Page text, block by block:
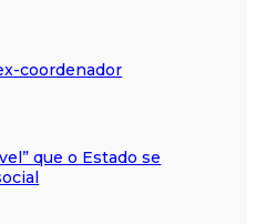
coordenador
que o Estado se